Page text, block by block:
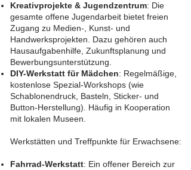
Kreativprojekte & Jugendzentrum: Die
gesamte offene Jugendarbeit bietet freien
Zugang zu Medien-, Kunst- und
Handwerksprojekten. Dazu gehören auch
Hausaufgabenhilfe, Zukunftsplanung und
Bewerbungsunterstützung.
DIY-Werkstatt für Mädchen: Regelmäßige,
kostenlose Spezial-Workshops (wie
Schablonendruck, Basteln, Sticker- und
Button-Herstellung). Häufig in Kooperation
mit lokalen Museen.
Werkstätten und Treffpunkte für Erwachsene:
Fahrrad-Werkstatt: Ein offener Bereich zur